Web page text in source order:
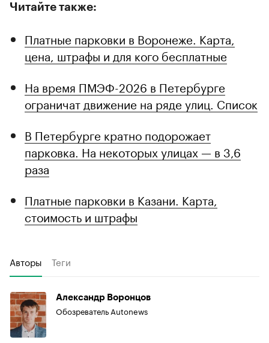
Читайте также:
Платные парковки в Воронеже. Карта,
цена, штрафы и для кого бесплатные
На время ПМЭФ-2026 в Петербурге
ограничат движение на ряде улиц. Список
В Петербурге кратно подорожает
парковка. На некоторых улицах — в 3,6
раза
Платные парковки в Казани. Карта,
стоимость и штрафы
Авторы Теги
Александр Воронцов
Обозреватель Autonews